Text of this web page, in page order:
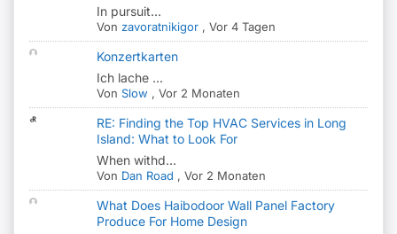
In pursuit...
Von zavoratnikigor ,Vor 4 Tagen
Konzertkarten
Ich lache ...
Von Slow ,Vor 2 Monaten
RE: Finding the Top HVAC Services in Long
Island: What to Look For
When withd...
Von Dan Road ,Vor 2 Monaten
What Does Haibodoor Wall Panel Factory
Produce For Home Design